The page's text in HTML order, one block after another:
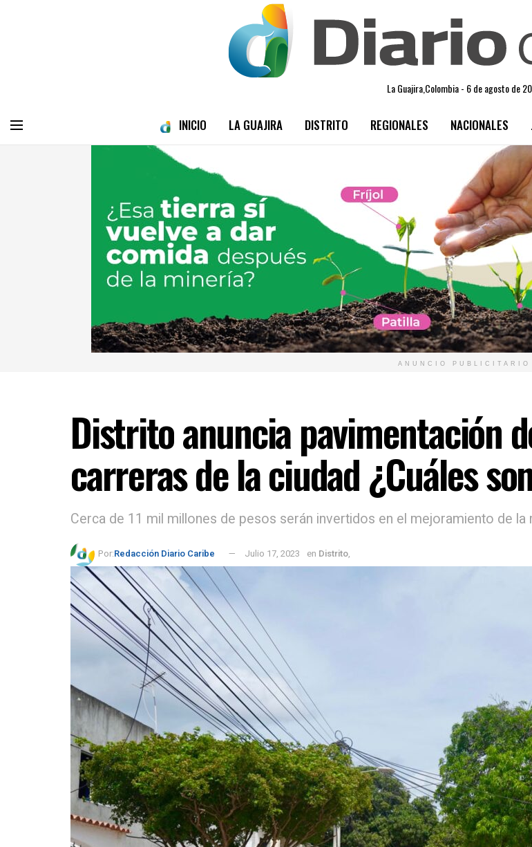
La Guajira,Colombia - 6 de agosto de
INICIO LA GUAJIRA DISTRITO REGIONALES NACIONALES
ANUNCIO PUBLICITARIO
Distrito anuncia pavimentación
carreras de la ciudad ¿Cuáles
Cerca de 11 mil millones de pesos serán invertidos en el mejoramiento de la
Por:Redacción Diario Caribe Julio 17, 2023 en Distrito,